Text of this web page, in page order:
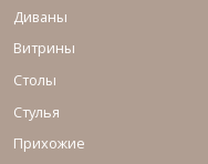
Диваны
Витрины
Столы
Стулья
Прихожие